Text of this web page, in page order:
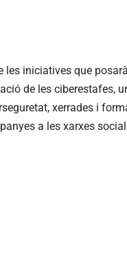
les iniciatives que
de les ciberestafes,
xerrades i
a les xarxes